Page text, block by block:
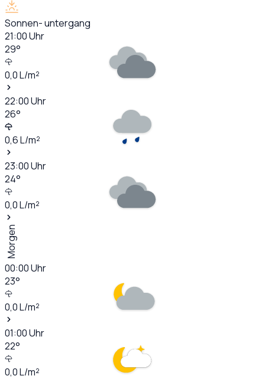
Sonnen- untergang
21:00Uhr
29°
0,0L/m²
22:00Uhr
26°
0,6L/m²
23:00Uhr
24°
0,0L/m²
Morgen
00:00Uhr
23°
0,0L/m²
01:00Uhr
22°
0,0L/m²